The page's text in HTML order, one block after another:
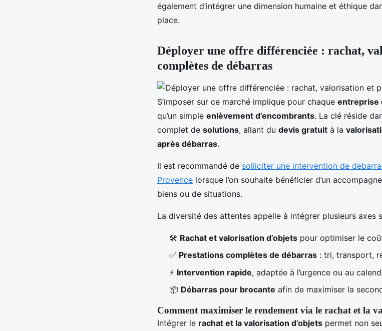
également d’intégrer une dimension humaine et éthique
place.
Déployer une offre différenciée : rachat,
complètes de débarras
S’imposer sur ce marché implique pour chaque entreprise
qu’un simple enlèvement d’encombrants. La clé réside
complet de solutions, allant du devis gratuit à la
après débarras.
Il est recommandé de solliciter une intervention de
Provence lorsque l’on souhaite bénéficier d’un
biens ou de situations.
La diversité des attentes appelle à intégrer plusieurs axes
🛠️ Rachat et valorisation d’objets pour optimiser le
✅ Prestations complètes de débarras : tri, transport,
⚡ Intervention rapide, adaptée à l’urgence ou au
📦 Débarras pour brocante afin de maximiser la
Comment maximiser le rendement via le rachat et la
Intégrer le rachat et la valorisation d’objets permet non